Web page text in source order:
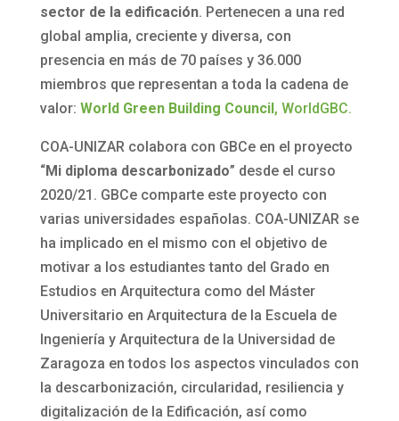
sector de la edificación.​ Pertenecen a una red
global amplia, creciente y diversa, con
presencia en más de 70 países y 36.000
miembros que representan a toda la cadena de
valor: WorldGreen Building Council, WorldGBC.
COA-UNIZAR colabora con GBCe en el proyecto
“Mi diploma descarbonizado” desde el curso
2020/21. GBCe comparte este proyecto con
varias universidades españolas. COA-UNIZAR se
ha implicado en el mismo con el objetivo de
motivar a los estudiantes tanto del Grado en
Estudios en Arquitectura como del Máster
Universitario en Arquitectura de la Escuela de
Ingeniería y Arquitectura de la Universidad de
Zaragoza en todos los aspectos vinculados con
la descarbonización, circularidad, resiliencia y
digitalización de la Edificación, así como